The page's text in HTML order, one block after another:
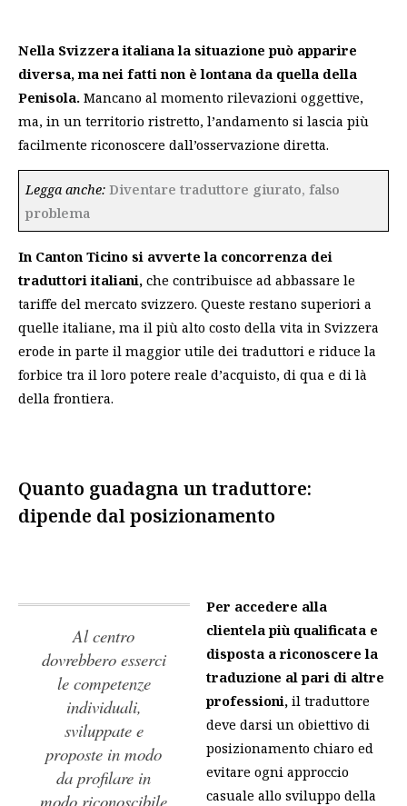
Nella Svizzera italiana la situazione può apparire
diversa, ma nei fatti non è lontana da quella della
Penisola. Mancano al momento rilevazioni oggettive,
ma, in un territorio ristretto, l’andamento si lascia più
facilmente riconoscere dall’osservazione diretta.
Legga anche:Diventare traduttore giurato, falso
problema
In Canton Ticino si avverte la concorrenza dei
traduttori italiani, che contribuisce ad abbassare le
tariffe del mercato svizzero. Queste restano superiori a
quelle italiane, ma il più alto costo della vita in Svizzera
erode in parte il maggior utile dei traduttori e riduce la
forbice tra il loro potere reale d’acquisto, di qua e di là
della frontiera.
Quanto guadagna un traduttore:
dipende dal posizionamento
Al centro
dovrebbero esserci
le competenze
individuali,
sviluppate e
proposte in modo
da profilare in
modo riconoscibile
Per accedere alla
clientela più qualificata e
disposta a riconoscere la
traduzione al pari di altre
professioni,il traduttore
deve darsi un obiettivo di
posizionamento chiaro ed
evitare ogni approccio
casuale allo sviluppo della